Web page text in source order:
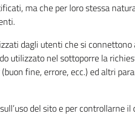
ma che per loro stessa
dagli utenti che si
utilizzato nel sottoporre la
fine, errore, ecc.) ed altri
del sito e per controllarne